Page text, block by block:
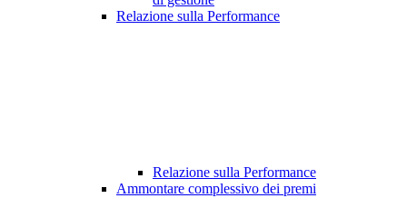
Relazione sulla Performance
Relazione sulla Performance
Ammontare complessivo dei premi